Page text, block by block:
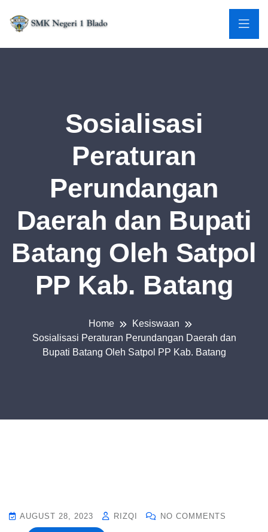
Sosialisasi
Peraturan
Perundangan
Daerah dan Bupati
Batang Oleh Satpol
PP Kab. Batang
Home
Kesiswaan
Sosialisasi Peraturan Perundangan Daerah dan
Bupati Batang Oleh Satpol PP Kab. Batang
AUGUST 28, 2023 RIZQI NO COMMENTS